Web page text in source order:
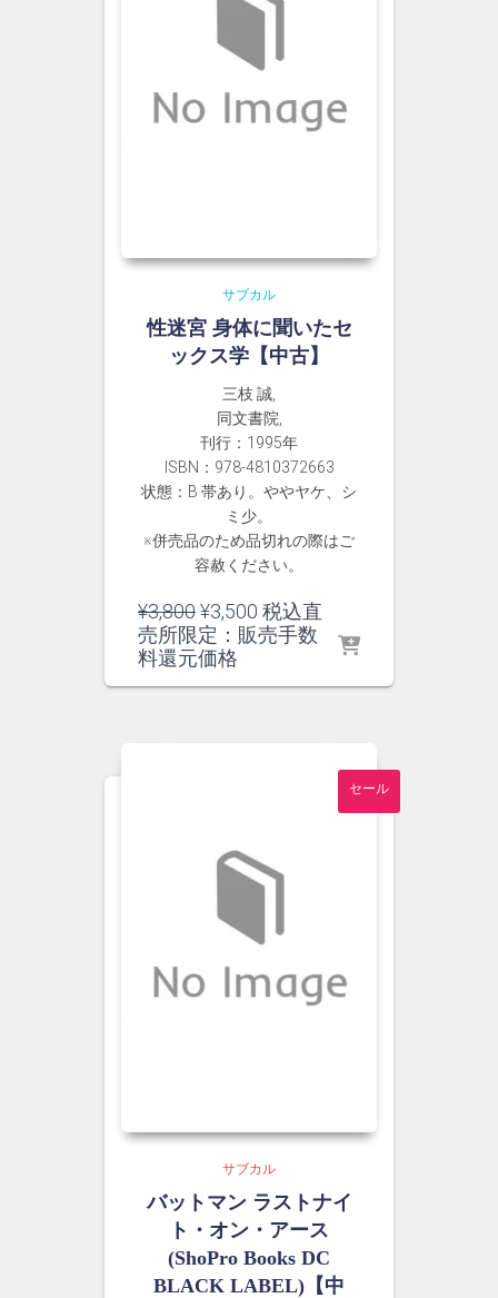
サブカル
性迷宮 身体に聞いたセ
ックス学【中古】
三枝 誠,
同文書院,
刊行：1995年
ISBN：978-4810372663
状態：B 帯あり。ややヤケ、シ
ミ少。
※併売品のため品切れの際はご
容赦ください。
¥3,800元
の
価
¥3,500 現
在
税込直
売所限定：販売手数
料還元価格
セール
サブカル
バットマン ラストナイ
ト・オン・アース
(ShoPro Books DC
BLACK LABEL)【中